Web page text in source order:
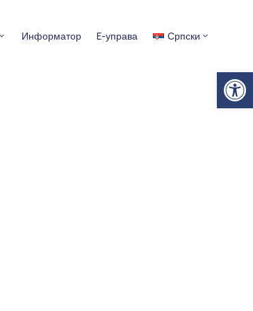
Информатор E-управа Српски